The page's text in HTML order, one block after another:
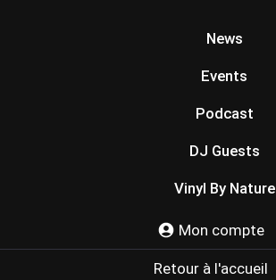
News
Events
Podcast
DJ Guests
Vinyl By Nature
Mon compte
Retour à l'accueil